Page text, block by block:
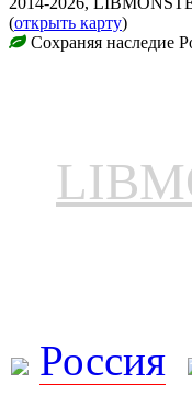
(открыть карту)
Сохраняя наследие
Россия